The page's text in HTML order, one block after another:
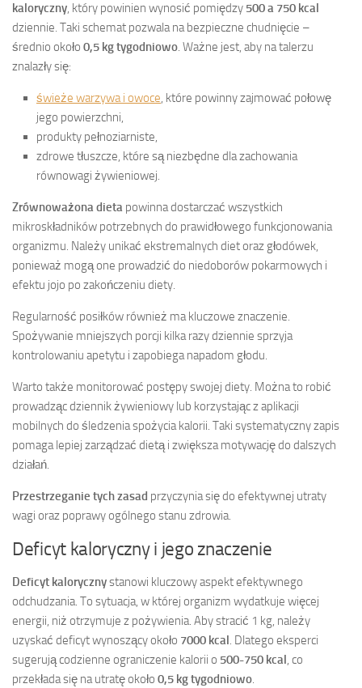
kaloryczny, który powinien wynosić pomiędzy 500 a 750 kcal
dziennie. Taki schemat pozwala na bezpieczne chudnięcie –
średnio około 0,5 kg tygodniowo. Ważne jest, aby na talerzu
znalazły się:
świeże warzywa i owoce, które powinny zajmować połowę
jego powierzchni,
produkty pełnoziarniste,
zdrowe tłuszcze, które są niezbędne dla zachowania
równowagi żywieniowej.
Zrównoważona dieta powinna dostarczać wszystkich
mikroskładników potrzebnych do prawidłowego funkcjonowania
organizmu. Należy unikać ekstremalnych diet oraz głodówek,
ponieważ mogą one prowadzić do niedoborów pokarmowych i
efektu jojo po zakończeniu diety.
Regularność posiłków również ma kluczowe znaczenie.
Spożywanie mniejszych porcji kilka razy dziennie sprzyja
kontrolowaniu apetytu i zapobiega napadom głodu.
Warto także monitorować postępy swojej diety. Można to robić
prowadząc dziennik żywieniowy lub korzystając z aplikacji
mobilnych do śledzenia spożycia kalorii. Taki systematyczny zapis
pomaga lepiej zarządzać dietą i zwiększa motywację do dalszych
działań.
Przestrzeganie tych zasad przyczynia się do efektywnej utraty
wagi oraz poprawy ogólnego stanu zdrowia.
Deficyt kaloryczny i jego znaczenie
Deficyt kalorycznystanowi kluczowy aspekt efektywnego
odchudzania. To sytuacja, w której organizm wydatkuje więcej
energii, niż otrzymuje z pożywienia. Aby stracić 1 kg, należy
uzyskać deficyt wynoszący około 7000 kcal. Dlatego eksperci
sugerują codzienne ograniczenie kalorii o 500-750 kcal, co
przekłada się na utratę około 0,5 kg tygodniowo.